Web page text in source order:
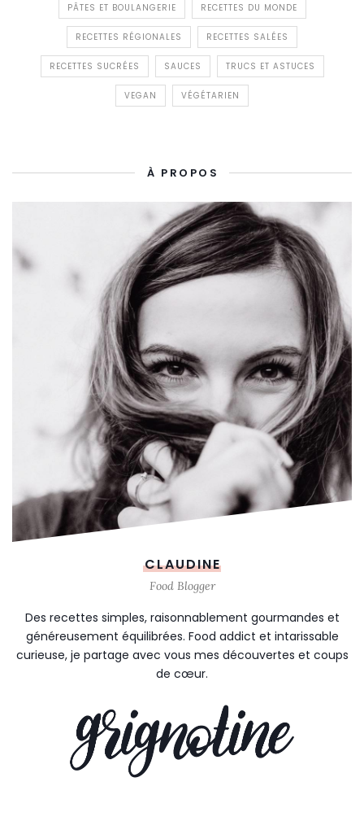
PÂTES ET BOULANGERIE RECETTES DU MONDE
RECETTES RÉGIONALES RECETTES SALÉES
RECETTES SUCRÉES SAUCES TRUCS ET ASTUCES
VEGAN VÉGÉTARIEN
À PROPOS
CLAUDINE
Food Blogger
Des recettes simples, raisonnablement gourmandes et
généreusement équilibrées. Food addict et intarissable
curieuse, je partage avec vous mes découvertes et coups
de cœur.